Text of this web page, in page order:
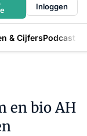
Inloggen
& CijfersPodcast
en bio AH